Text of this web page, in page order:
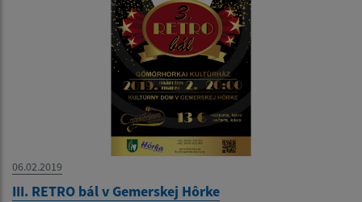
06.02.2019
III. RETRO bál v Gemerskej Hôrke